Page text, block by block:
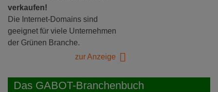
verkaufen!
Die Internet-Domains sind
geeignet für viele Unternehmen
der Grünen Branche.
zur Anzeige
Das GABOT-Branchenbuch